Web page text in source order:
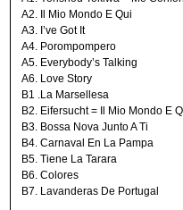
A2. Il Mio Mondo E Qui
A3. I’ve Got It
A4. Porompompero
A5. Everybody’s Talking
A6. Love Story
B1 .La Marsellesa
B2. Eifersucht = Il Mio Mondo E
B3. Bossa Nova Junto A Ti
B4. Carnaval En La Pampa
B5. Tiene La Tarara
B6. Colores
B7. Lavanderas De Portugal